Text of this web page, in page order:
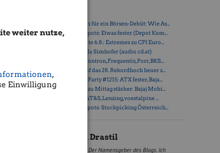
weiter nutze,
,
Einwilligung
und
in
man
Bagus.
» Zehn Vokabeln für ein Börsen-Debüt: Wie As...
» Österreich-Depots: Etwas fester (Depot Kom...
» Börsegeschichte 6.8.: Extremes zu CPI Euro...
» Nachlese: Linda Simhofer (audio cd.at)
» PIR-News zu Kontron, Frequentis, Porr, BKS...
» ATX steuert auf das 28. Rekordhoch heuer z...
» Wiener Börse Party #1215: ATX fester, Baja...
» Wiener Börse zu Mittag stärker: Bajaj Mobi...
» ATX-Trends: AT&S, Lenzing, voestalpine ...
» Österreich-Depots: Stockpicking Österreich...
Christian Drastil
Der Namensgeber des Blogs. Ich